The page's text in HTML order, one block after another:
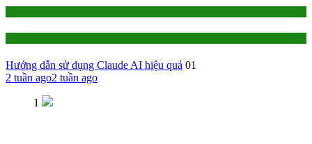
Hướng dẫn sử dụng Claude AI hiệu quả 01
2 tuần ago2 tuần ago
1